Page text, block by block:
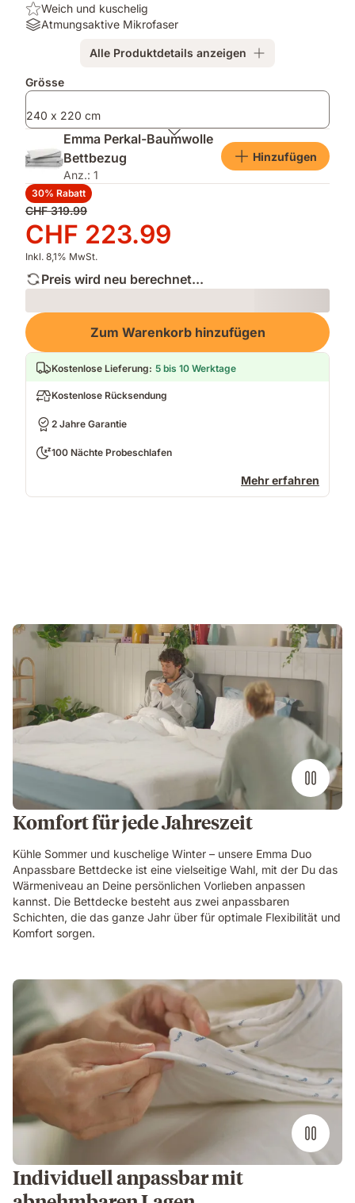
Zwei
Lagen
der
anpassbar
USP:
Weich
Weich und kuschelig
Material:
Atmungsaktive Mikrofaser
Alle Produktdetails anzeigen
Zusatzprodukte
Grösse
240 x 220 cm
Emma Perkal-Baumwolle
Bettbezug
Anz.: 1
Hinzufügen
30% Rabatt
Ursprünglicher
Preis
CHF 319.99
CHF 319.99
Preis
CHF 223.99
CHF 223.99
Inkl. 8,1% MwSt.
Preis wird neu berechnet...
Loading
Zum Warenkorb hinzufügen
Kostenlose Lieferung: 5 bis 10 Werktage
Kostenlose Rücksendung
2 Jahre Garantie
100 Nächte Probeschlafen
Mehr erfahren
Komfort für jede Jahreszeit
Kühle Sommer und kuschelige Winter – unsere Emma Duo
Anpassbare Bettdecke ist eine vielseitige Wahl, mit der Du das
Wärmeniveau an Deine persönlichen Vorlieben anpassen
kannst. Die Bettdecke besteht aus zwei anpassbaren
Schichten, die das ganze Jahr über für optimale Flexibilität und
Komfort sorgen.
Individuell anpassbar mit